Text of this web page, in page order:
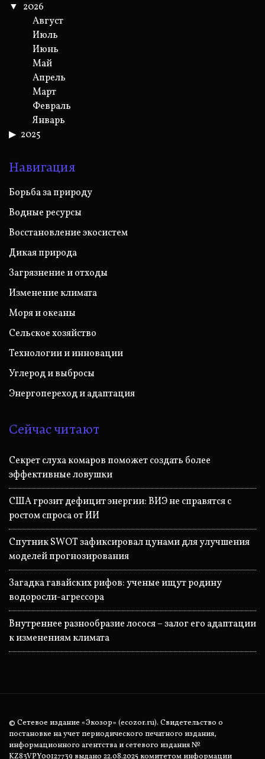
2026
Август
Июль
Июнь
Май
Апрель
Март
Февраль
Январь
2025
Навигация
Борьба за природу
Водные ресурсы
Восстановление экосистем
Дикая природа
Загрязнение и отходы
Изменение климата
Моря и океаны
Сельское хозяйство
Технологии и инновации
Углерод и выбросы
Энергопереход и адаптация
Сейчас читают
Секрет слуха комаров поможет создать более
эффективные ловушки
США грозит дефицит энергии: ВИЭ не справятся с
ростом спроса от ИИ
Спутник SWOT зафиксировал цунами для улучшения
моделей прогнозирования
Загадка гавайских рифов: ученые ищут родину
водоросли-агрессора
Внутреннее разнообразие лосося – залог его адаптации
к изменениям климата
© Сетевое издание «Экозор» (ecozor.ru). Свидетельство о
постановке на учет периодического печатного издания,
информационного агентства и сетевого издания №
KZ83VPY00127739 выдано 22.08.2025 комитетом информации